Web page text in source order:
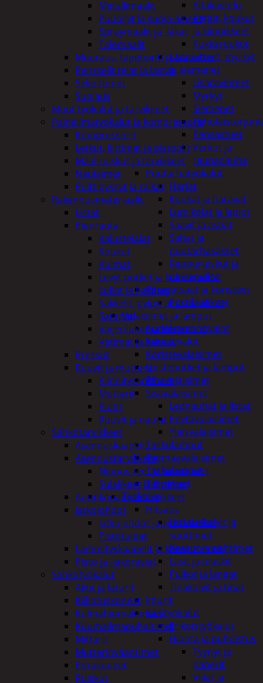
Altakastelu
Ketjut, koukut
ja kiinnikkeet
Kukkaruukut
Lannoitteet, myrkyt
ja siemenet
Lisäravinteet
Myrkyt
Siemenet
Pensastuet
Verkot ja
reunanauha
Puutarhatyökalut
Harjat
Kuokat ja haravat
Lumikolat ja lapiot
Saavit ja astiat
Sahat ja
puutarhasakset
Reppuruiskut ja
painepullot
Pihapatsaat ja koristeet
Postilaatikot
Valaisimet ja lamput
Aurinkokennovalot
Koristevalot
Koristevalaisimet
Loisteputket ja lamput
Pihavalaisimet
Sisävalaisimet
Lednauhat ja listat
Pöytävalaisimet
Yleisvalaisimet
Taskulamput
Työmaavalaisimet
Taskulamput
Tarvikkeet
Työkalut
Hitsaus
Hitsauskolvit ja
suuttimet
Kaasut ja polttimet
Lasit ja maskit
Puikot ja langat
Tinakolvit ja tinat
Imurit
Käsityökalut
Erikoistyökalut
Hionta ja puhdistus
Tyynyt ja
paperit
Viilat ja
Metallimaalit
Puuöljyt ja suoja-aineet
Spraymaalit ja -lakat
Talomaalit
Muuraus, tapetointi ja laatoitus
Pensselit telat ja lastat
Sekoittimet
Suojaus
Muut työkalut ja tarvikkeet
Paineilmatyökalut ja kompressorit
Kompressorit
Letkut, liittimet ja pistoolit
Maaliruiskut ja tarvikkeet
Naulaimet
Pulttipyssyt ja räikät
Rakennusmateriaalit
Listat
Pienrauta
Kalustejalat
Koukut
Kulmat
Levyt putket ja kulmaraudat
Lukot ja hakaset
Sakkelit, pylpyrät ja tarvikkeet
Saranat
Vaijerilukot ja klemmarit
Vetimet ja kahvat
Pressut
Ruuvit ja mutterit
Kiinnitysankkurit
Mutterit
Pultit
Ruuvit ja naulat
Sähkötarvikkeet
Asennuskaapelit
Asennustarvikkeet
Nippusiteet ja kiinnikkeet
Sulakkeet ja liittimet
Aurinkopaneelitarvikkeet
Jatkojohdot
Jatkojohdot ja ajastinkellot
Pistotulpat
Lämmityskaapelit ja komponentit
Pisto ja -jakorasiat
Sähkötyökalut
Akut ja laturit
Kiillotuskoneet
Kulmahiomakoneet
Kuumailmapuhaltimet
Mittarit
Mutterinvääntimet
Porakoneet
Ruiskut